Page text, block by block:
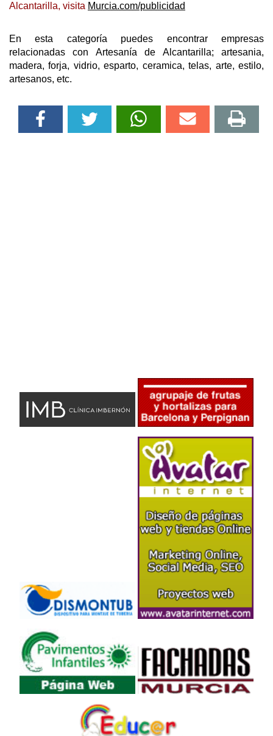
Alcantarilla, visita Murcia.com/publicidad
En esta categoría puedes encontrar empresas
relacionadas con Artesanía de Alcantarilla; artesania,
madera, forja, vidrio, esparto, ceramica, telas, arte, estilo,
artesanos, etc.